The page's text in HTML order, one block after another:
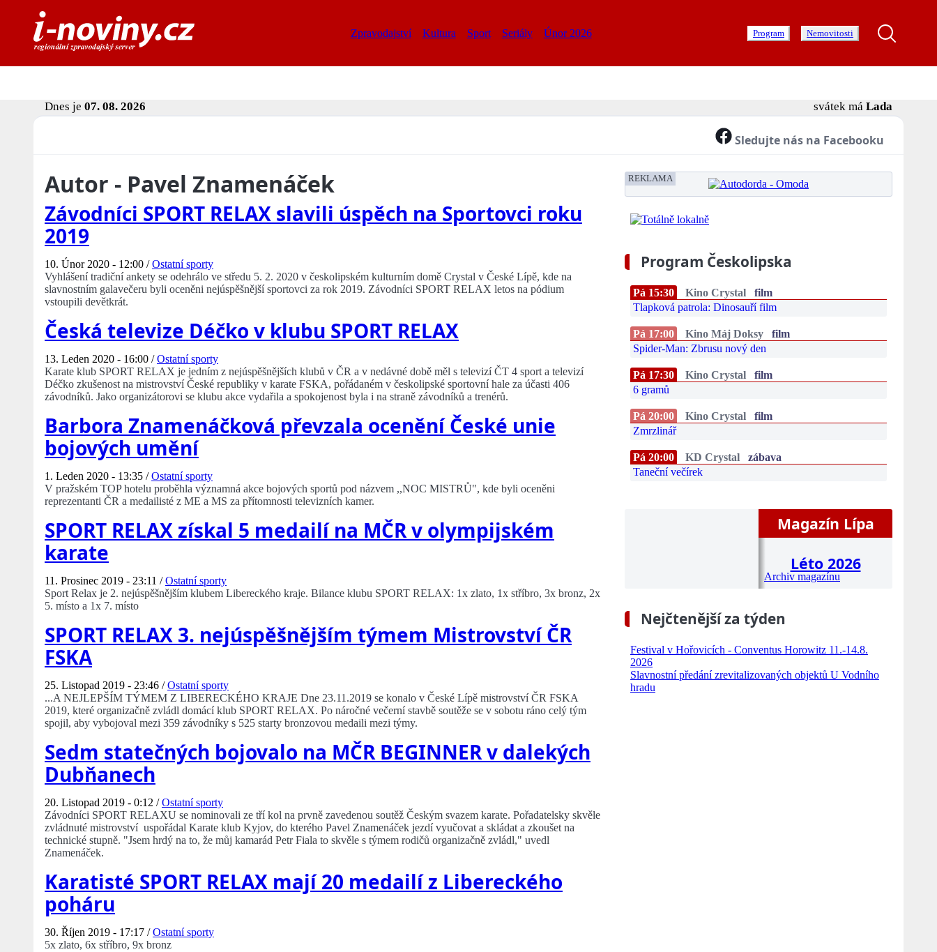
Zpravodajství Kultura Sport Seriály Únor 2026 Program Nemovitosti
Dnes je 07. 08. 2026 svátek má Lada
Sledujte nás na Facebooku
Autor - Pavel Znamenáček
Závodníci SPORT RELAX slavili úspěch na Sportovci roku
2019
10. Únor 2020 - 12:00 /Ostatní sporty
Vyhlášení tradiční ankety se odehrálo ve středu 5. 2. 2020 v českolipském kulturním domě Crystal v České Lípě, kde na
slavnostním galavečeru byli oceněni nejúspěšnější sportovci za rok 2019. Závodníci SPORT RELAX letos na pódium
vstoupili devětkrát.
Česká televize Déčko v klubu SPORT RELAX
13. Leden 2020 - 16:00 /Ostatní sporty
Karate klub SPORT RELAX je jedním z nejúspěšnějších klubů v ČR a v nedávné době měl s televizí ČT 4 sport a televizí
Déčko zkušenost na mistrovství České republiky v karate FSKA, pořádaném v českolipské sportovní hale za účasti 406
závodníků. Jako organizátorovi se klubu akce vydařila a spokojenost byla i na straně závodníků a trenérů.
Barbora Znamenáčková převzala ocenění České unie
bojových umění
1. Leden 2020 - 13:35 /Ostatní sporty
V pražském TOP hotelu proběhla významná akce bojových sportů pod názvem ,,NOC MISTRŮ", kde byli oceněni
reprezentanti ČR a medailisté z ME a MS za přítomnosti televizních kamer.
SPORT RELAX získal 5 medailí na MČR v olympijském
karate
11. Prosinec 2019 - 23:11 /Ostatní sporty
Sport Relax je 2. nejúspěšnějším klubem Libereckého kraje. Bilance klubu SPORT RELAX: 1x zlato, 1x stříbro, 3x bronz, 2x
5. místo a 1x 7. místo
SPORT RELAX 3. nejúspěšnějším týmem Mistrovství ČR
FSKA
25. Listopad 2019 - 23:46 /Ostatní sporty
...A NEJLEPŠÍM TÝMEM Z LIBERECKÉHO KRAJE Dne 23.11.2019 se konalo v České Lípě mistrovství ČR FSKA
2019, které organizačně zvládl domácí klub SPORT RELAX. Po náročné večerní stavbě soutěže se v sobotu ráno celý tým
spojil, aby vybojoval mezi 359 závodníky s 525 starty bronzovou medaili mezi týmy.
Sedm statečných bojovalo na MČR BEGINNER v dalekých
Dubňanech
20. Listopad 2019 - 0:12 /Ostatní sporty
Závodníci SPORT RELAXU se nominovali ze tří kol na prvně zavedenou soutěž Českým svazem karate. Pořadatelsky skvěle
zvládnuté mistrovství uspořádal Karate klub Kyjov, do kterého Pavel Znamenáček jezdí vyučovat a skládat a zkoušet na
technické stupně. "Jsem hrdý na to, že můj kamarád Petr Fiala to skvěle s týmem rodičů organizačně zvládl," uvedl
Znamenáček.
Karatisté SPORT RELAX mají 20 medailí z Libereckého
poháru
30. Říjen 2019 - 17:17 /Ostatní sporty
5x zlato, 6x stříbro, 9x bronz
REKLAMA
Program Českolipska
Pá 15:30 Kino Crystal
film
Tlapková patrola: Dinosauří film
Pá 17:00 Kino Máj Doksy
film
Spider-Man: Zbrusu nový den
Pá 17:30 Kino Crystal
film
6 gramů
Pá 20:00 Kino Crystal
film
Zmrzlinář
Pá 20:00 KD Crystal
zábava
Taneční večírek
Magazín Lípa
Léto 2026
Archiv magazínu
Nejčtenější za týden
Festival v Hořovicích - Conventus Horowitz 11.-14.8.
2026
Slavnostní předání zrevitalizovaných objektů U Vodního
hradu